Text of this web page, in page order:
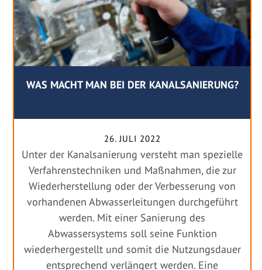
WAS MACHT MAN BEI DER KANALSANIERUNG?
26. JULI 2022
Unter der Kanalsanierung versteht man spezielle
Verfahrenstechniken und Maßnahmen, die zur
Wiederherstellung oder der Verbesserung von
vorhandenen Abwasserleitungen durchgeführt
werden. Mit einer Sanierung des
Abwassersystems soll seine Funktion
wiederhergestellt und somit die Nutzungsdauer
entsprechend verlängert werden. Eine